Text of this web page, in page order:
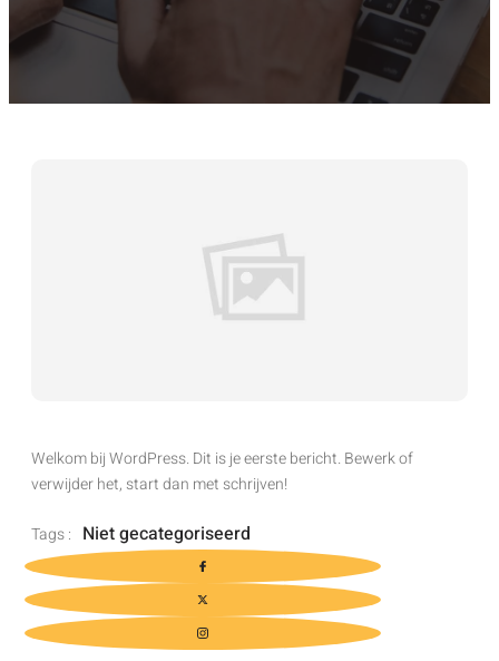
Welkom bij WordPress. Dit is je eerste bericht. Bewerk of
verwijder het, start dan met schrijven!
Tags : Niet gecategoriseerd